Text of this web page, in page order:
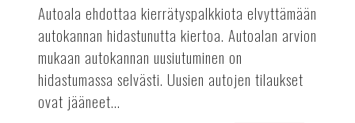
Autoala ehdottaa kierrätyspalkkiota elvyttämään
autokannan hidastunutta kiertoa. Autoalan arvion
mukaan autokannan uusiutuminen on
hidastumassa selvästi. Uusien autojen tilaukset
ovat jääneet...